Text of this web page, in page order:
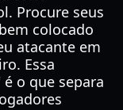
Procure seus
colocado
atacante em
Essa
o que separa